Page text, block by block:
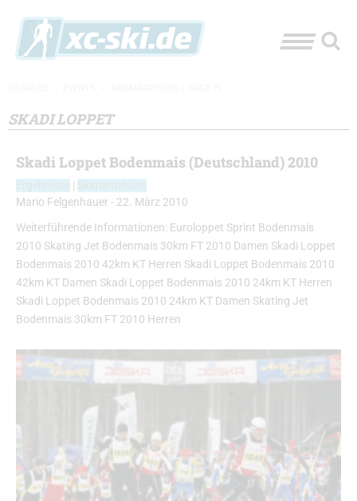
SKADI LOPPET
Skadi Loppet Bodenmais (Deutschland) 2010
|
Mario Felgenhauer - 22. März 2010
Weiterführende Informationen: Euroloppet Sprint Bodenmais
2010 Skating Jet Bodenmais 30km FT 2010 Damen Skadi Loppet
Bodenmais 2010 42km KT Herren Skadi Loppet Bodenmais 2010
42km KT Damen Skadi Loppet Bodenmais 2010 24km KT Herren
Skadi Loppet Bodenmais 2010 24km KT Damen Skating Jet
Bodenmais 30km FT 2010 Herren